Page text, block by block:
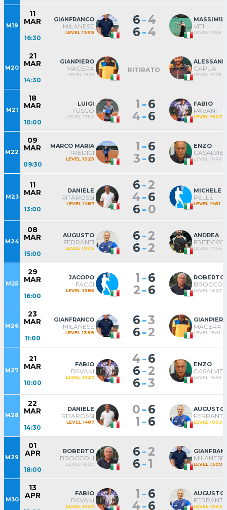
M19
11
MAR
16:30
GIANFRANCO
MILANESE
LEVEL 1399
6-4
6-4 VITI
LEVEL 1556
M20
21
MAR
14:30
GIANPIERO
MACERA
LEVEL 1501
RITIRATO CAPUA
LEVEL 1579
M21
18
MAR
10:00
LUIGI
FUSCO
LEVEL 1752
1 -6
4-6
FABIO
PAVANI
LEVEL 1927
M22
09
MAR
09:30
MARCO MARIA
TREDICI
LEVEL 1325
1 -6
3-6
ENZO
LEVEL 1648
M23
11
MAR
13:00
DANIELE
RITAROSSI
LEVEL 1487
6-2
4-6
6-0
MICHELE
PELLE
LEVEL 1461
M24
08
MAR
15:00
AUGUSTO
FERRANTI
LEVEL 1933
6-2
6-2
ANDREA
LEVEL 1734
M25
29
MAR
16:00
JACOPO
FACCI
LEVEL 1385
1 -6
2-6
ROBERTO
LEVEL 1627
M26
23
MAR
11:00
GIANFRANCO
MILANESE
LEVEL 1399
6-3
6-2 MACERA
LEVEL 1501
M27
21
MAR
10:00
FABIO
PAVANI
LEVEL 1927
4-6
6-2
6-3
ENZO
LEVEL 1648
M28
22
MAR
14:30
DANIELE
RITAROSSI
LEVEL 1487
0-6
1 -6
AUGUSTO
FERRANTI
LEVEL 1933
M29
01
APR
18:00
ROBERTO
BROCCOLI
LEVEL 1627
6-2
6-1 MILANESE
LEVEL 1399
M30
13
APR
FABIO
PAVANI
LEVEL 1927
1 -6
4-6
AUGUSTO
FERRANTI
LEVEL 1933